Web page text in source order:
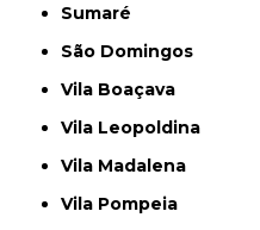
Sumaré
São Domingos
Vila Boaçava
Vila Leopoldina
Vila Madalena
Vila Pompeia